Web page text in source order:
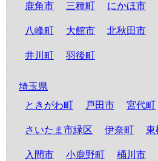
鹿角市 三種町 にかほ市
八峰町 大館市 北秋田市
井川町 羽後町
埼玉県
ときがわ町
戸田市 宮代町
さいたま市緑区 伊奈町 東
入間市 小鹿野町 桶川市